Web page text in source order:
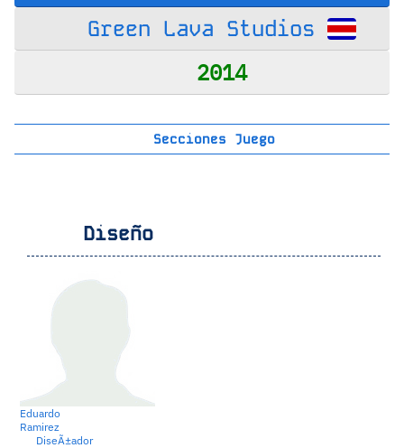
Green Lava Studios
2014
Secciones Juego
Diseño
Eduardo
Ramirez
DiseÃ±ador